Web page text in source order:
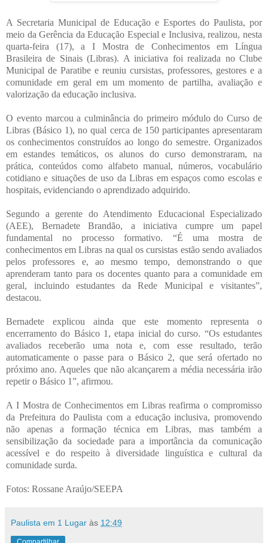
A Secretaria Municipal de Educação e Esportes do Paulista, por
meio da Gerência da Educação Especial e Inclusiva, realizou, nesta
quarta-feira (17), a I Mostra de Conhecimentos em Língua
Brasileira de Sinais (Libras). A iniciativa foi realizada no Clube
Municipal de Paratibe e reuniu cursistas, professores, gestores e a
comunidade em geral em um momento de partilha, avaliação e
valorização da educação inclusiva.
O evento marcou a culminância do primeiro módulo do Curso de
Libras (Básico 1), no qual cerca de 150 participantes apresentaram
os conhecimentos construídos ao longo do semestre. Organizados
em estandes temáticos, os alunos do curso demonstraram, na
prática, conteúdos como alfabeto manual, números, vocabulário
cotidiano e situações de uso da Libras em espaços como escolas e
hospitais, evidenciando o aprendizado adquirido.
Segundo a gerente do Atendimento Educacional Especializado
(AEE), Bernadete Brandão, a iniciativa cumpre um papel
fundamental no processo formativo. “É uma mostra de
conhecimentos em Libras na qual os cursistas estão sendo avaliados
pelos professores e, ao mesmo tempo, demonstrando o que
aprenderam tanto para os docentes quanto para a comunidade em
geral, incluindo estudantes da Rede Municipal e visitantes”,
destacou.
Bernadete explicou ainda que este momento representa o
encerramento do Básico 1, etapa inicial do curso. “Os estudantes
avaliados receberão uma nota e, com esse resultado, terão
automaticamente o passe para o Básico 2, que será ofertado no
próximo ano. Aqueles que não alcançarem a média necessária irão
repetir o Básico 1”, afirmou.
A I Mostra de Conhecimentos em Libras reafirma o compromisso
da Prefeitura do Paulista com a educação inclusiva, promovendo
não apenas a formação técnica em Libras, mas também a
sensibilização da sociedade para a importância da comunicação
acessível e do respeito à diversidade linguística e cultural da
comunidade surda.
Fotos: Rossane Araújo/SEEPA
Paulista em 1 Lugar às 12:49